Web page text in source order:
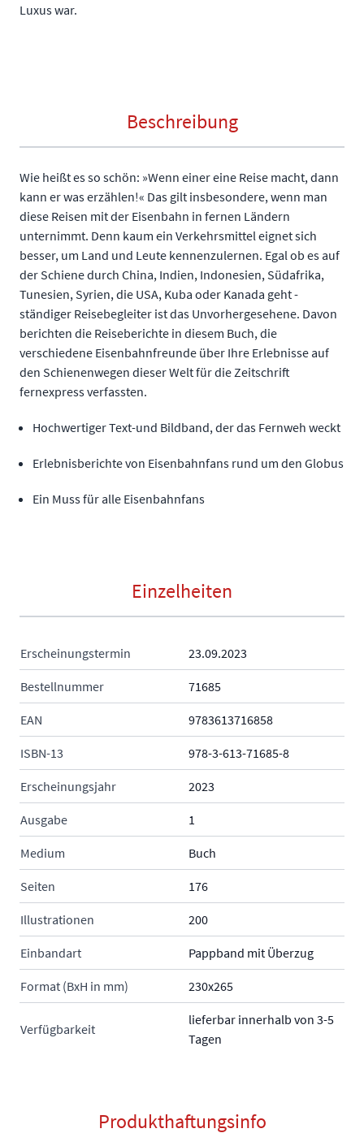
Luxus war.
Beschreibung
Wie heißt es so schön: »Wenn einer eine Reise macht, dann
kann er was erzählen!« Das gilt insbesondere, wenn man
diese Reisen mit der Eisenbahn in fernen Ländern
unternimmt. Denn kaum ein Verkehrsmittel eignet sich
besser, um Land und Leute kennenzulernen. Egal ob es auf
der Schiene durch China, Indien, Indonesien, Südafrika,
Tunesien, Syrien, die USA, Kuba oder Kanada geht -
ständiger Reisebegleiter ist das Unvorhergesehene. Davon
berichten die Reiseberichte in diesem Buch, die
verschiedene Eisenbahnfreunde über Ihre Erlebnisse auf
den Schienenwegen dieser Welt für die Zeitschrift
fernexpress verfassten.
Hochwertiger Text-und Bildband, der das Fernweh weckt
Erlebnisberichte von Eisenbahnfans rund um den Globus
Ein Muss für alle Eisenbahnfans
Einzelheiten
Erscheinungstermin 23.09.2023
Bestellnummer 71685
EAN 9783613716858
ISBN-13 978-3-613-71685-8
Erscheinungsjahr 2023
Ausgabe 1
Medium Buch
Seiten 176
Illustrationen 200
Einbandart Pappband mit Überzug
Format (BxH in mm) 230x265
Verfügbarkeit
lieferbar innerhalb von 3-5
Tagen
Produkthaftungsinfo